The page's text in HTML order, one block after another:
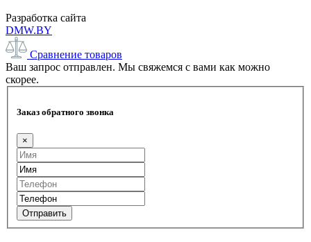
Разработка сайта
DMW.BY
Сравнение товаров
Ваш запрос отправлен. Мы свяжемся с вами как можно
скорее.
Заказ обратного звонка
×
Отправить